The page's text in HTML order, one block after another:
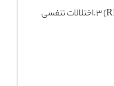
1.اظطراب 2.سندرم پای بی قرار (RLS) 3.اختلالات تتفسی